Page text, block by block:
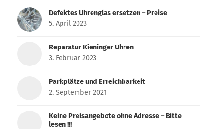
Defektes Uhrenglas ersetzen – Preise
5. April 2023
Reparatur Kieninger Uhren
3. Februar 2023
Parkplätze und Erreichbarkeit
2. September 2021
Keine Preisangebote ohne Adresse – Bitte
lesen !!!